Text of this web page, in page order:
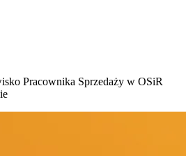
Pracownika Sprzedaży w OSiR